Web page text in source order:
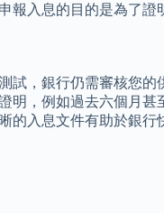
入息的目的是為了
，銀行仍需審核您
，例如過去六個月
入息文件有助於銀